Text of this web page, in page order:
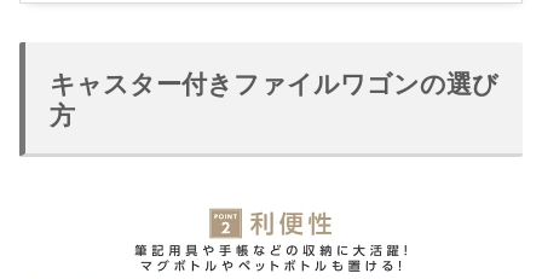
キャスター付きファイルワゴンの選び
方